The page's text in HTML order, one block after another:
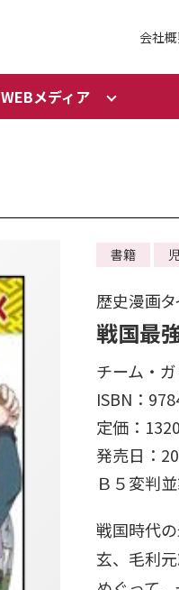
会社
WEBメディア
書籍
歴史漫画タ
戦国最
チーム・
ISBN：
定価：
発売日：
Ｂ５変判
戦国時代
玄、毛利